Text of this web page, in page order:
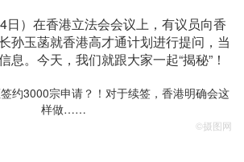
日）在香港立法会会议上，有议员向香
孙玉菡就香港高才通计划进行提问，当
息。今天，我们就跟大家一起“揭秘”！
©摄图网